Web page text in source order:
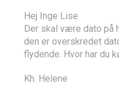
Hej Inge Lise
Der skal være dato på
den er overskredet
flydende. Hvor har du
Kh. Helene